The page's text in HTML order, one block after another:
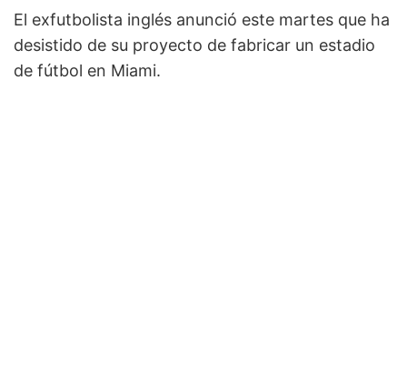
El exfutbolista inglés anunció este martes que ha
desistido de su proyecto de fabricar un estadio
de fútbol en Miami.